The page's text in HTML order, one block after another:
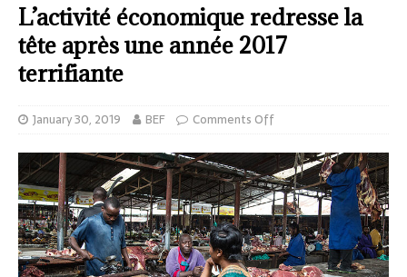
L’activité économique redresse la
tête après une année 2017
terrifiante
January 30, 2019 BEF Comments Off